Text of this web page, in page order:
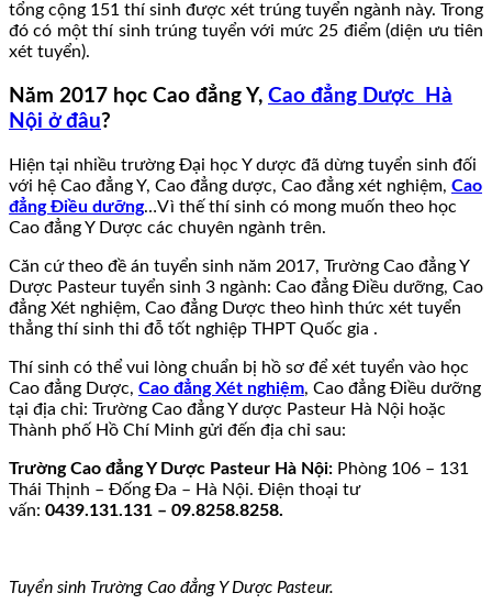
tổng cộng 151 thí sinh được xét trúng tuyển ngành này. Trong
đó có một thí sinh trúng tuyển với mức 25 điểm (diện ưu tiên
xét tuyển).
Năm 2017 học Cao đẳng Y, Cao đẳng Dược Hà
Nội ở đâu?
Hiện tại nhiều trường Đại học Y dược đã dừng tuyển sinh đối
với hệ Cao đẳng Y, Cao đẳng dược, Cao đẳng xét nghiệm, Cao
đẳng Điều dưỡng…Vì thế thí sinh có mong muốn theo học
Cao đẳng Y Dược các chuyên ngành trên.
Căn cứ theo đề án tuyển sinh năm 2017, Trường Cao đẳng Y
Dược Pasteur tuyển sinh 3 ngành: Cao đẳng Điều dưỡng, Cao
đẳng Xét nghiệm, Cao đẳng Dược theo hình thức xét tuyển
thẳng thí sinh thi đỗ tốt nghiệp THPT Quốc gia .
Thí sinh có thể vui lòng chuẩn bị hồ sơ để xét tuyển vào học
Cao đẳng Dược, Cao đẳng Xét nghiệm, Cao đẳng Điều dưỡng
tại địa chỉ: Trường Cao đẳng Y dược Pasteur Hà Nội hoặc
Thành phố Hồ Chí Minh gửi đến địa chỉ sau:
Trường Cao đẳng Y Dược Pasteur Hà Nội: Phòng 106 – 131
Thái Thịnh – Đống Đa – Hà Nội. Điện thoại tư
vấn: 0439.131.131 – 09.8258.8258.
Tuyển sinh Trường Cao đẳng Y Dược Pasteur.